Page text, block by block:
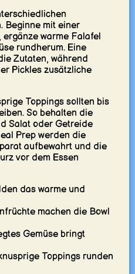
Beginne mit einer
warme Falafel
rundherum. Eine
Zutaten, während
Pickles zusätzliche
Toppings sollten bis
So behalten die
Salat oder Getreide
Prep werden die
aufbewahrt und die
vor dem Essen
das warme und
machen die Bowl
Gemüse bringt
Toppings runden